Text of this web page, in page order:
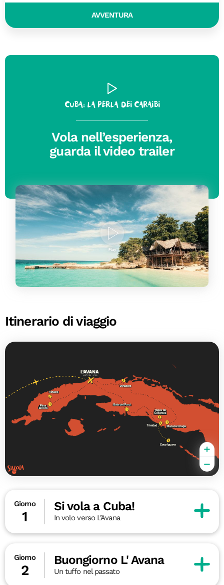
AVVENTURA
Cuba: la perla dei Caraibi
Vola nell’esperienza,
guarda il video trailer
Itinerario di viaggio
Giorno
1
Si vola a Cuba!
In volo verso L’Avana
Giorno
2
Buongiorno L' Avana
Un tuffo nel passato